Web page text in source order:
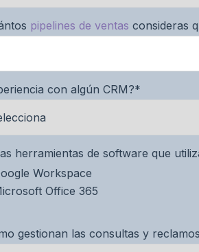
pipelines de ventas consideras
con algún CRM?*
herramientas de software que
Workspace
Office 365
gestionan las consultas y